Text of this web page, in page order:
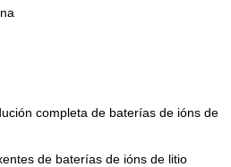
completa de baterías de ións de
de baterías de ións de litio